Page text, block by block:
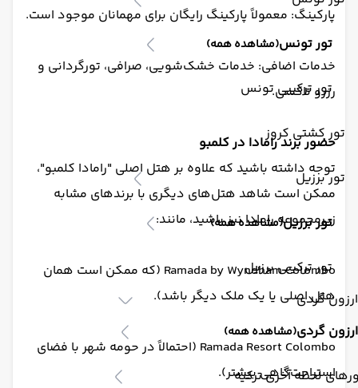
تور تونس(مشاهده همه)
تور ترکیبی تونس
تور کشتی کروز
تور برزیل
تور برزیل(مشاهده همه)
تور ترکیبی برزیل
ارزون گردی
ارزون گردی(مشاهده همه)
لحظه آخری ترکیه
پارکینگ: معمولاً پارکینگ رایگان برای مهمانان موجود است.
خدمات اضافی: خدمات خشک‌شویی، صرافی، تورگردانی و
رزرو تاکسی.
حضور برند رامادا در کلمبو
توجه داشته باشید که علاوه بر هتل اصلی "رامادا کلمبو"،
ممکن است شاهد هتل‌های دیگری با برندهای مشابه
زیرمجموعه رامادا نیز باشید، مانند:
Ramada by Wyndham Colombo (که ممکن است همان
هتل اصلی یا یک ملک دیگر باشد).
Ramada Resort Colombo (احتمالاً در حومه شهر با فضای
استراحت‌گاهی بیشتر).